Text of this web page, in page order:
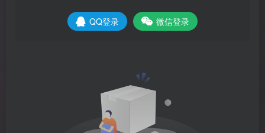
QQ登录 微信登录